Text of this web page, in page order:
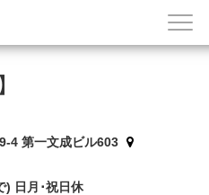
4 第一文成ビル603
) 日月･祝日休